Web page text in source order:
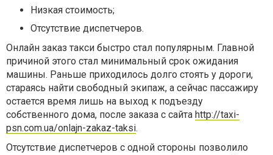
Низкая стоимость;
Отсутствие диспетчеров.
Онлайн заказ такси быстро стал популярным. Главной
причиной этого стал минимальный срок ожидания
машины. Раньше приходилось долго стоять у дороги,
стараясь найти свободный экипаж, а сейчас пассажиру
остается время лишь на выход к подъезду
собственного дома, после заказа с сайта http://taxi-
psn.com.ua/onlajn-zakaz-taksi.
Отсутствие диспетчеров с одной стороны позволило